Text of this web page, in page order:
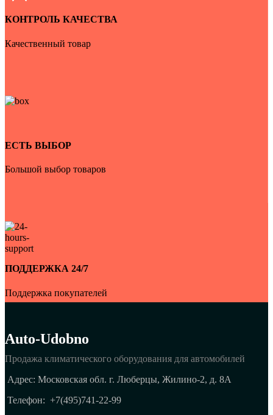
КОНТРОЛЬ КАЧЕСТВА
Качественный товар
ЕСТЬ ВЫБОР
Большой выбор товаров
ПОДДЕРЖКА 24/7
Поддержка покупателей
Auto-Udobno
Продажа климатического оборудования для автомобилей
Адрес: Московская обл. г. Люберцы, Жилино-2, д. 8A
Телефон: +7(495)741-22-99